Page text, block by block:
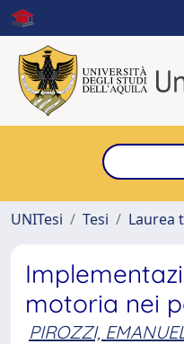
UNITesi
Tesi Laurea
motoria nei
PIROZZI,